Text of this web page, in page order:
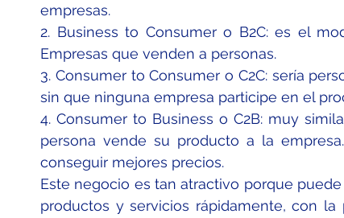
empresas.
2. Business to Consumer o B2C: es el
Empresas que venden a personas.
3. Consumer to Consumer o C2C: sería
sin que ninguna empresa participe en el
4. Consumer to Business o C2B: muy
persona vende su producto a la
conseguir mejores precios.
Este negocio es tan atractivo porque
productos y servicios rápidamente, con